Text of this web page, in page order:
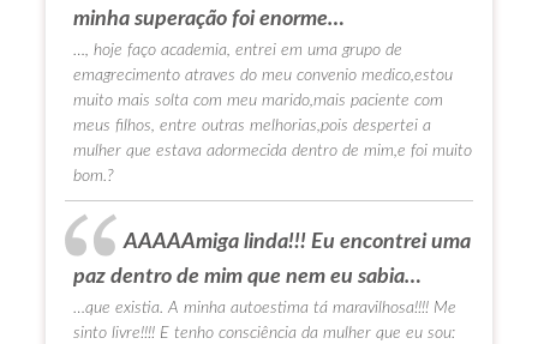
minha superação foi enorme…
…, hoje faço academia, entrei em uma grupo de
emagrecimento atraves do meu convenio medico,estou
muito mais solta com meu marido,mais paciente com
meus filhos, entre outras melhorias,pois despertei a
mulher que estava adormecida dentro de mim,e foi muito
bom.?
AAAAAmiga linda!!! Eu encontrei uma
paz dentro de mim que nem eu sabia…
…que existia. A minha autoestima tá maravilhosa!!!! Me
sinto livre!!!! E tenho consciência da mulher que eu sou: